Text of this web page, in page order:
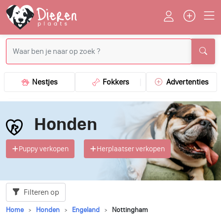
Nestjes Fokkers Advertenties
Honden
Puppy verkopen Herplaatser verkopen
Filteren op
Home Honden Engeland Nottingham